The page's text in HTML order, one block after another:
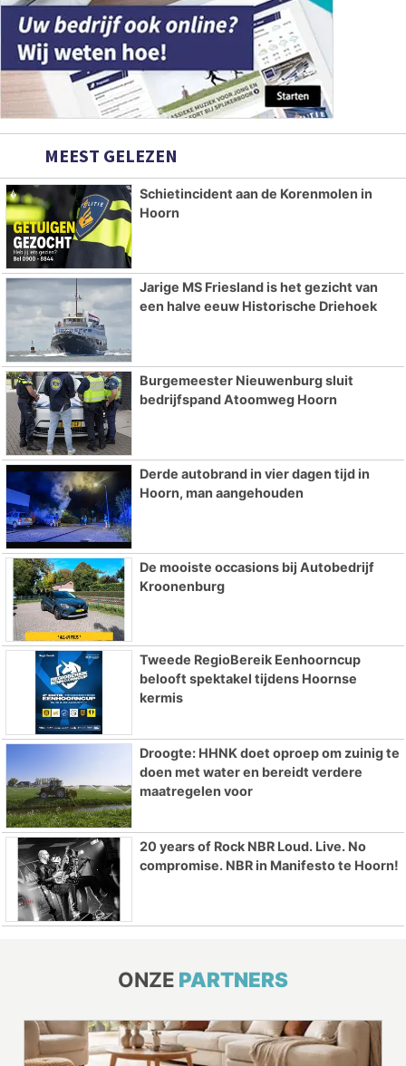
MEEST GELEZEN
Schietincident aan de Korenmolen in
Hoorn
Jarige MS Friesland is het gezicht van
een halve eeuw Historische Driehoek
Burgemeester Nieuwenburg sluit
bedrijfspand Atoomweg Hoorn
Derde autobrand in vier dagen tijd in
Hoorn, man aangehouden
De mooiste occasions bij Autobedrijf
Kroonenburg
Tweede RegioBereik Eenhoorncup
belooft spektakel tijdens Hoornse
kermis
Droogte: HHNK doet oproep om zuinig te
doen met water en bereidt verdere
maatregelen voor
20 years of Rock NBR Loud. Live. No
compromise. NBR in Manifesto te Hoorn!
ONZE PARTNERS